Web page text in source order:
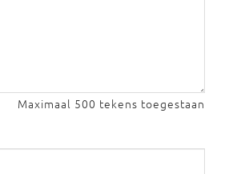
Maximaal 500 tekens toegestaan